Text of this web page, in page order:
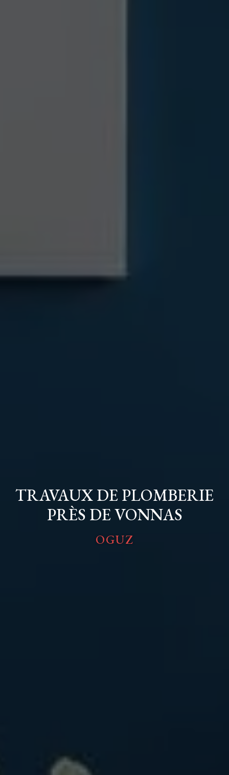
TRAVAUX DE PLOMBERIE
PRÈS DE VONNAS
OGUZ